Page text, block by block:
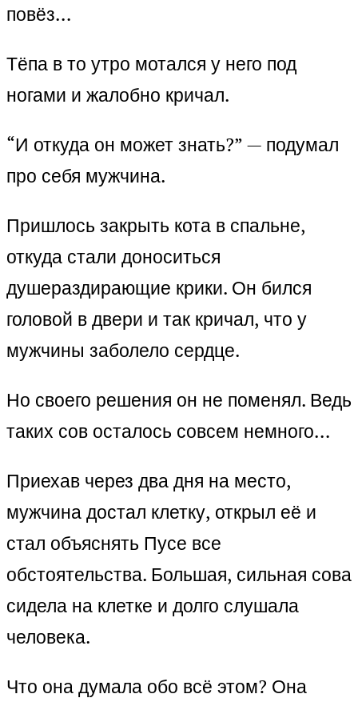
повёз…
Тёпа в то утро мотался у него под
ногами и жалобно кричал.
“И откуда он может знать?” — подумал
про себя мужчина.
Пришлось закрыть кота в спальне,
откуда стали доноситься
душераздирающие крики. Он бился
головой в двери и так кричал, что у
мужчины заболело сердце.
Но своего решения он не поменял. Ведь
таких сов осталось совсем немного…
Приехав через два дня на место,
мужчина достал клетку, открыл её и
стал объяснять Пусе все
обстоятельства. Большая, сильная сова
сидела на клетке и долго слушала
человека.
Что она думала обо всё этом? Она